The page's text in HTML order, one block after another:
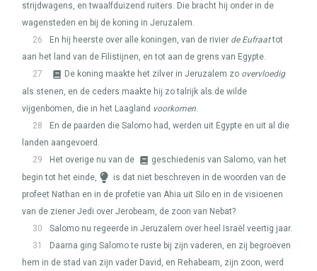
strijdwagens, en twaalfduizend ruiters. Die bracht hij onder in de
wagensteden en bij de koning in Jeruzalem.
26
En hij heerste over alle koningen, van de rivier de Eufraattot
aan het land van de Filistijnen, en tot aan de grens van Egypte.
27
De koning maakte het zilver in Jeruzalem zo overvloedig
als stenen, en de ceders maakte hij zo talrijk als de wilde
vijgenbomen, die in het Laagland voorkomen.
28
En de paarden die Salomo had, werden uit Egypte en uit al die
landen aangevoerd.
29
Het overige nu van de
geschiedenis van Salomo, van het
begin tot het einde,
is dat niet beschreven in de woorden van de
profeet Nathan en in de profetie van Ahia uit Silo en in de visioenen
van de ziener Jedi over Jerobeam, de zoon van Nebat?
30
Salomo nu regeerde in Jeruzalem over heel Israël veertig jaar.
31
Daarna ging Salomo te ruste bij zijn vaderen, en zij begroeven
hem in de stad van zijn vader David, en Rehabeam, zijn zoon, werd